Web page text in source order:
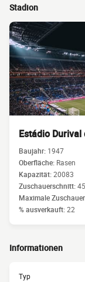
Stadion
Estádio
Baujahr: 1947
Oberfläche: Rasen
Kapazität:20083
Zuschauerschnitt:
Maximale
% ausverkauft:22
Informationen
Typ